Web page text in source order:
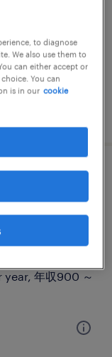
年収1,000
(delivery
年収900 ～
to diagnose
We also use them to
can either accept or
You can
is in our cookie